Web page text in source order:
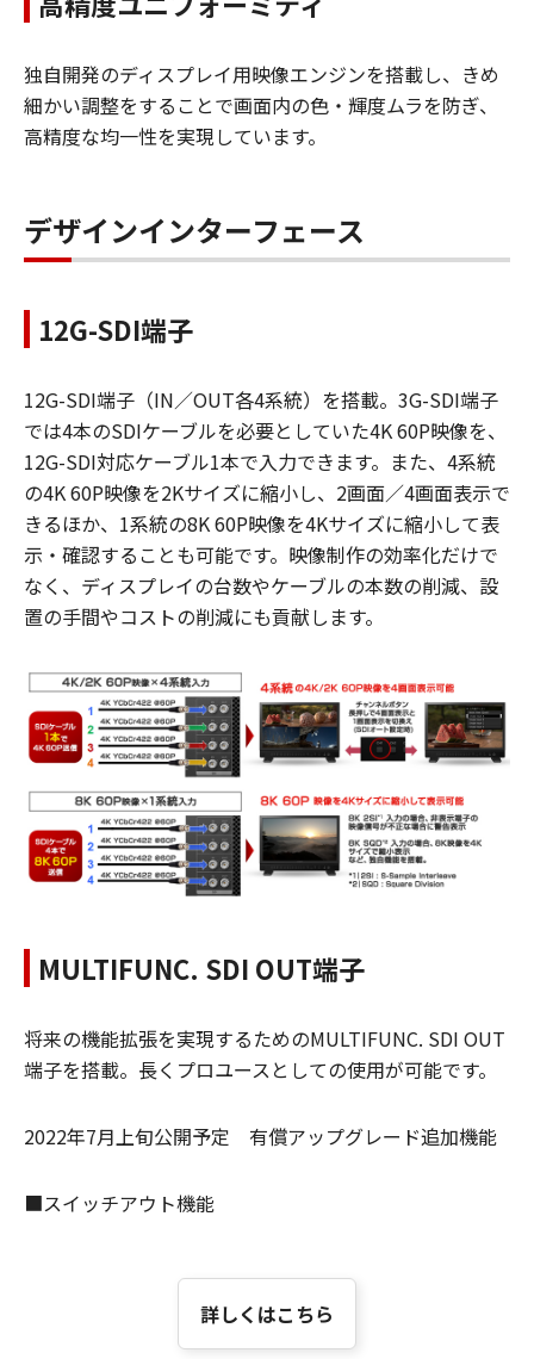
独自開発のディスプレイ用映像エンジンを搭載し、きめ
細かい調整をすることで画面内の色・輝度ムラを防ぎ、
高精度な均一性を実現しています。
デザインインターフェース
12G-SDI端子
12G-SDI端子（IN／OUT各4系統）を搭載。3G-SDI端子
では4本のSDIケーブルを必要としていた4K 60P映像を、
12G-SDI対応ケーブル1本で入力できます。また、4系統
の4K 60P映像を2Kサイズに縮小し、2画面／4画面表示で
きるほか、1系統の8K 60P映像を4Kサイズに縮小して表
示・確認することも可能です。映像制作の効率化だけで
なく、ディスプレイの台数やケーブルの本数の削減、設
置の手間やコストの削減にも貢献します。
MULTIFUNC. SDI OUT端子
将来の機能拡張を実現するためのMULTIFUNC. SDI OUT
端子を搭載。長くプロユースとしての使用が可能です。
2022年7月上旬公開予定 有償アップグレード追加機能
■スイッチアウト機能
詳しくはこちら